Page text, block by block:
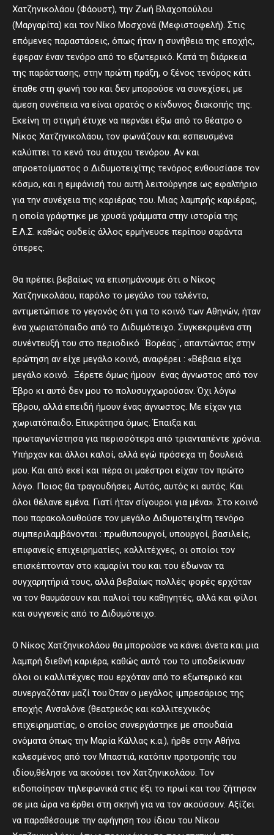
Χατζηνικολάου (Φάουστ), την Ζωή Βλαχοπούλου
(Μαργαρίτα) και τον Νίκο Μοσχονά (Μεφιστοφελή). Στις
επόμενες παραστάσεις, όπως ήταν η συνήθεια της εποχής,
έφεραν έναν τενόρο από το εξωτερικό. Κατά τη διάρκεια
της παράστασης, στην πρώτη πράξη, ο ξένος τενόρος κάτι
έπαθε στη φωνή του και δεν μπορούσε να συνεχίσει, με
άμεση συνέπεια να είναι ορατός ο κίνδυνος διακοπής της.
Εκείνη τη στιγμή έτυχε να περνάει έξω από το θέατρο ο
Νίκος Χατζηνικολάου, τον φωνάζουν και εσπευσμένα
καλύπτει το κενό του άτυχου τενόρου. Αν και
απροετοίμαστος ο Διδυμοτειχίτης τενόρος ενθουσίασε τον
κόσμο, και η εμφάνισή του αυτή λειτούργησε ως εφαλτήριο
για την συνέχεια της καριέρας του. Μιας λαμπρής καριέρας,
η οποία γράφτηκε με χρυσά γράμματα στην ιστορία της
Ε.Λ.Σ. καθώς ουδείς άλλος ερμήνευσε περίπου σαράντα
όπερες.
Θα πρέπει βεβαίως να επισημάνουμε ότι ο Νίκος
Χατζηνικολάου, παρόλο το μεγάλο του ταλέντο,
αντιμετώπισε το γεγονός ότι για το κοινό των Αθηνών, ήταν
ένα χωριατόπαιδο από το Διδυμότειχο. Συγκεκριμένα στη
συνέντευξή του στο περιοδικό ¨Βορέας¨, απαντώντας στην
ερώτηση αν είχε μεγάλο κοινό, αναφέρει : «Βέβαια είχα
μεγάλο κοινό. Ξέρετε όμως ήμουν ένας άγνωστος από τον
Έβρο κι αυτό δεν μου το πολυσυγχωρούσαν. Όχι λόγω
Έβρου, αλλά επειδή ήμουν ένας άγνωστος. Με είχαν για
χωριατόπαιδο. Επικράτησα όμως. Έπαιξα και
πρωταγωνίστησα για περισσότερα από τριανταπέντε χρόνια.
Υπήρχαν και άλλοι καλοί, αλλά εγώ πρόσεχα τη δουλειά
μου. Και από εκεί και πέρα οι μαέστροι είχαν τον πρώτο
λόγο. Ποιος θα τραγουδήσει; Αυτός, αυτός κι αυτός. Και
όλοι θέλανε εμένα. Γιατί ήταν σίγουροι για μένα». Στο κοινό
που παρακολουθούσε τον μεγάλο Διδυμοτειχίτη τενόρο
συμπεριλαμβάνονται : πρωθυπουργοί, υπουργοί, βασιλείς,
επιφανείς επιχειρηματίες, καλλιτέχνες, οι οποίοι τον
επισκέπτονταν στο καμαρίνι του και του έδωναν τα
συγχαρητήριά τους, αλλά βεβαίως πολλές φορές ερχόταν
να τον θαυμάσουν και παλιοί του καθηγητές, αλλά και φίλοι
και συγγενείς από το Διδυμότειχο.
Ο Νίκος Χατζηνικολάου θα μπορούσε να κάνει άνετα και μια
λαμπρή διεθνή καριέρα, καθώς αυτό του το υποδείκνυαν
όλοι οι καλλιτέχνες που ερχόταν από το εξωτερικό και
συνεργαζόταν μαζί του.Όταν ο μεγάλος ιμπρεσάριος της
εποχής Ανσαλόνε (θεατρικός και καλλιτεχνικός
επιχειρηματίας, ο οποίος συνεργάστηκε με σπουδαία
ονόματα όπως την Μαρία Κάλλας κ.α.), ήρθε στην Αθήνα
καλεσμένος από τον Μπαστιά, κατόπιν προτροπής του
ιδίου,θέλησε να ακούσει τον Χατζηνικολάου. Τον
ειδοποίησαν τηλεφωνικά στις έξι το πρωί και του ζήτησαν
σε μια ώρα να έρθει στη σκηνή για να τον ακούσουν. Αξίζει
να παραθέσουμε την αφήγηση του ίδιου του Νίκου